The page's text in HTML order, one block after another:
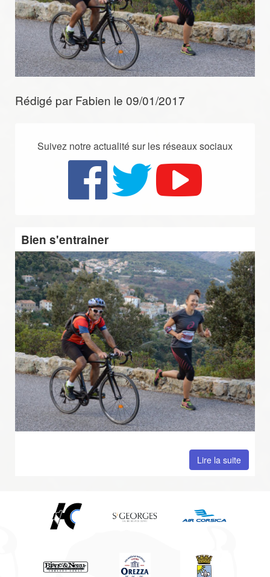
Rédigé par Fabien le 09/01/2017
Suivez notre actualité sur les réseaux sociaux
Bien s'entrainer
Lire la suite